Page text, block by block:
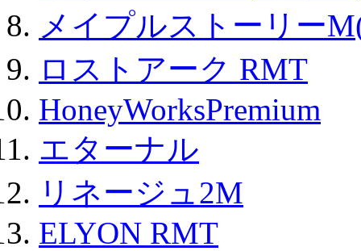
メイプルストーリー
ロストアーク RMT
HoneyWorksPremium
エターナル
リネージュ2M
ELYON RMT